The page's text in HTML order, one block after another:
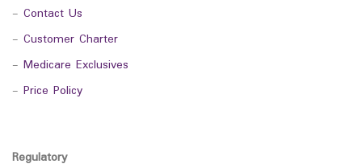
- Contact Us
- Customer Charter
- Medicare Exclusives
- Price Policy
Regulatory